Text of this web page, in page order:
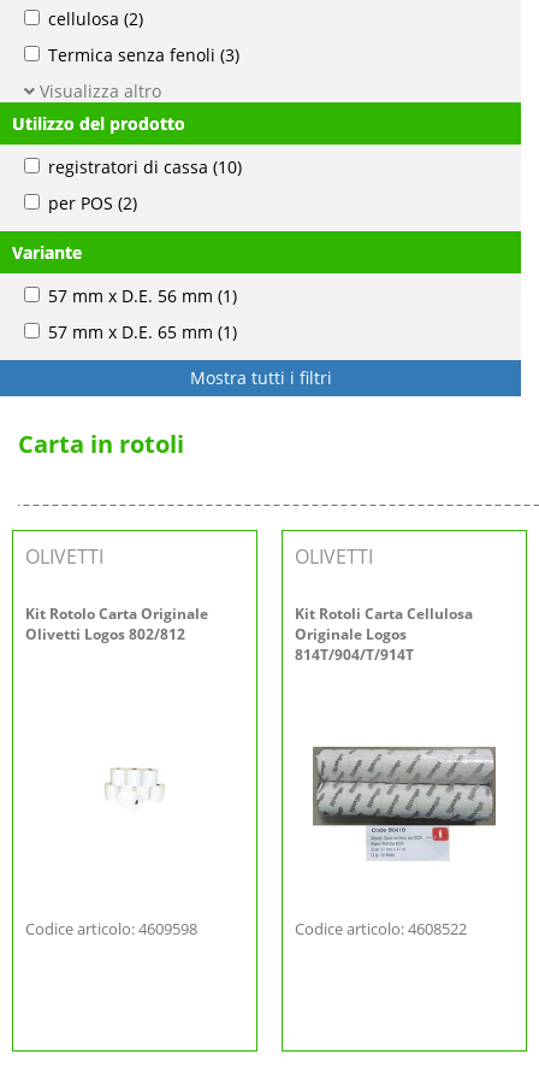
cellulosa (2)
Termica senza fenoli (3)
Visualizza altro
Utilizzo del prodotto
registratori di cassa (10)
per POS (2)
Variante
57 mm x D.E. 56 mm (1)
57 mm x D.E. 65 mm (1)
Mostra tutti i filtri
Carta in rotoli
OLIVETTI
Kit Rotolo Carta Originale
Olivetti Logos 802/812
Codice articolo: 4609598
OLIVETTI
Kit Rotoli Carta Cellulosa
Originale Logos
814T/904/T/914T
Codice articolo: 4608522